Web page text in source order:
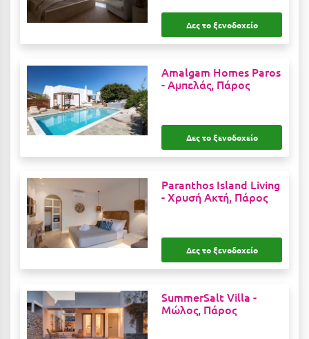
Ιωάννινα
Καβάλα
Καλάβρυτα
Καλαμάτα
Κάλαμος
Καλαμπάκα
Κάλυμνος
Καρδάμαινα
Καρδαμύλη
Δες το ξενοδοχείο
Amalgam Homes Paros
-Αμπελάς, Πάρος
Δες το ξενοδοχείο
Paranthos Island Living
-Χρυσή Ακτή, Πάρος
Δες το ξενοδοχείο
SummerSalt Villa -
Μώλος, Πάρος